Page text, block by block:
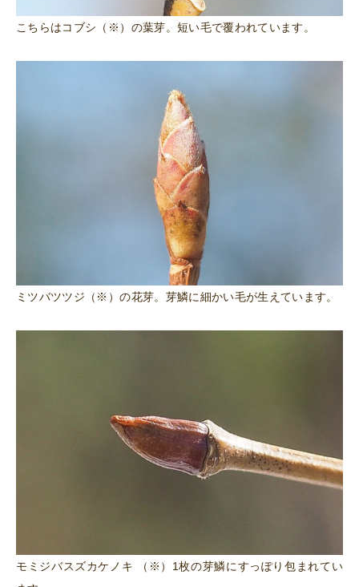
こちらはコブシ（※）の葉芽。短い毛で覆われています。
ミツバツツジ（※）の花芽。芽鱗に細かい毛が生えています。
モミジバスズカケノキ （※）1枚の芽鱗にすっぽり包まれてい